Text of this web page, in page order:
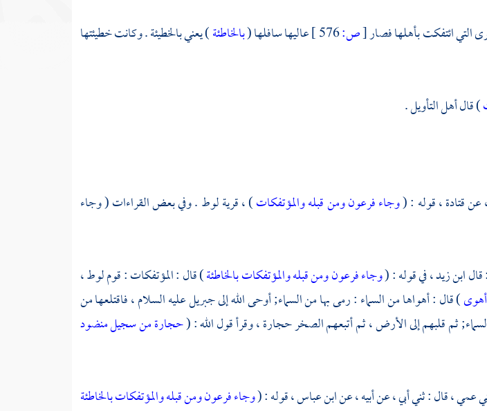
التي ائتفكت بأهلها فصار[ص:576 ] عاليها سافلها (بالخاطئة) يعني بالخطيئة . وكانت خطيئتها
) قال أهل التأويل .
عنقتادة ،قوله : (وجاء فرعون ومن قبله والمؤتفكات) ، قرية لوط . وفي بعض القراءات ( وجاء
ابن زيد ،في قوله : (وجاء فرعون ومن قبله والمؤتفكات بالخاطئة) قال : المؤتفكات :قوملوط ،
) قال : أهواها من السماء : رمى بها من السماء; أوحى الله إلىجبريلعليه السلام ، فاقتلعها من
ثم قلبهم إلى الأرض ، ثم أتبعهم الصخر حجارة ، وقرأ قول الله : (حجارة من سجيل منضود
عمي ، قال : ثني أبي ، عن أبيه ، عنابن عباس ،قوله : (وجاء فرعون ومن قبله والمؤتفكات بالخاطئة